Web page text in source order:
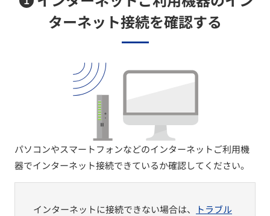
ターネット接続を確認する
パソコンやスマートフォンなどのインターネットご利用機
器でインターネット接続できているか確認してください。
インターネットに接続できない場合は、
トラブル